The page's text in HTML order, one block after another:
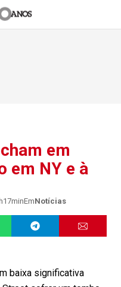
em
em NY e à
EmNotícias
baixa significativa